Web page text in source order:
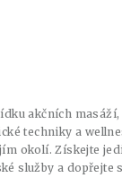
akčních
techniky a
okolí. Získejte
služby a dopřejte